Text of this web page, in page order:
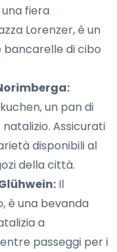
una fiera
Lorenzer, è un
bancarelle di cibo
un pan di
Assicurati
disponibili al
della città.
Il
è una bevanda
a
passeggi per i